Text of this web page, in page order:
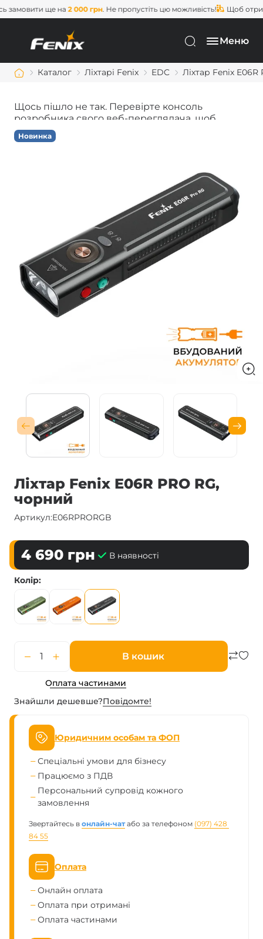
ще на2 000 грн . Не пропустіть цю можливість! Щоб
Меню
Каталог Ліхтарі Fenix EDC Ліхтар Fenix
Щось пішло не так. Перевірте консоль
розробника свого веб-переглядача, щоб
дізнатися більше.
Новинка
Ліхтар Fenix E06R PRO RG,
чорний
Артикул:E06RPRORGB
4 690 грн В наявності
Колір
В кошик
Оплата частинами
Знайшли дешевше?Повiдомте!
Юридичним особам та ФОП
Спеціальні умови для бізнесу
Працюємо з ПДВ
Персональний супровід кожного
замовлення
Звертайтесь в онлайн-чат або за телефоном (097) 428
84 55
Оплата
Онлайн оплата
Оплата при отримані
Оплата частинами